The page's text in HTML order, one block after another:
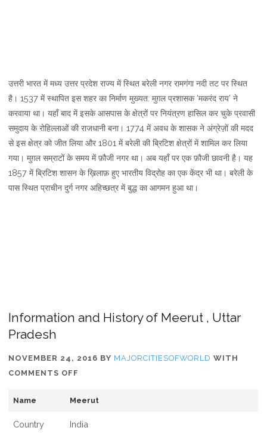
उत्तरी भारत में मध्य उत्तर प्रदेश राज्य में स्थित बरेली नगर रामगंगा नदी तट पर स्थित
है। 1537 में स्थापित इस शहर का निर्माण मुख्यत: मुग़ल प्रशासक ‘मकरंद राय’ ने
करवाया था। यहाँ बाद में इसके आसपास के क्षेत्रों पर नियंत्रण हासिल कर चुके प्रवासी
समुदाय के रोहिल्लाओं की राजधानी बना। 1774 में अवध के शासक ने अंग्रेज़ों की मदद
से इस क्षेत्र को जीत लिया और 1801 में बरेली की ब्रिटिश क्षेत्रों में शामिल कर लिया
गया। मुग़ल सम्राटों के समय में फ़ौजी नगर था। अब यहाँ पर एक फ़ौजी छावनी है। यह
1857 में ब्रिटिश शासन के ख़िलाफ़ हुए भारतीय विद्रोह का एक केंद्र भी था। बरेली के
पास स्थित प्राचीन दुर्ग नगर अहिच्छत्र में बुद्ध का आगमन हुआ था।
Information and History of Meerut , Uttar
Pradesh
NOVEMBER 24, 2016 BY MAJORCITIESOFWORLD WITH
COMMENTS OFF
AND
Name Meerut
Country India